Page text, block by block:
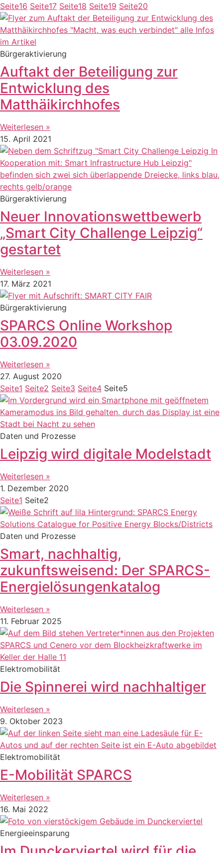
Seite16 Seite17 Seite18 Seite19 Seite20
Bürgeraktivierung
Auftakt der Beteiligung zur
Entwicklung des
Matthäikirchhofes
Weiterlesen »
15. April 2021
Bürgeraktivierung
Neuer Innovationswettbewerb
„Smart City Challenge Leipzig“
gestartet
Weiterlesen »
17. März 2021
Bürgeraktivierung
SPARCS Online Workshop
03.09.2020
Weiterlesen »
27. August 2020
Seite1 Seite2 Seite3 Seite4 Seite5
Daten und Prozesse
Leipzig wird digitale Modelstadt
Weiterlesen »
1. Dezember 2020
Seite1 Seite2
Daten und Prozesse
Smart, nachhaltig,
zukunftsweisend: Der SPARCS-
Energielösungenkatalog
Weiterlesen »
11. Februar 2025
Elektromobilität
Die Spinnerei wird nachhaltiger
Weiterlesen »
9. Oktober 2023
Elektromobilität
E-Mobilität SPARCS
Weiterlesen »
16. Mai 2022
Energieeinsparung